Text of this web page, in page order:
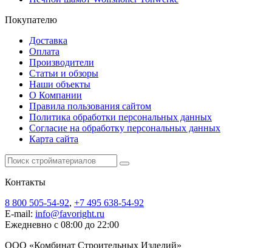
Покупателю
Доставка
Оплата
Производители
Статьи и обзоры
Наши объекты
О Компании
Правила пользования сайтом
Политика обработки персональных данных
Согласие на обработку персональных данных
Карта сайта
Контакты
8 800 505-54-92, +7 495 638-54-92
E-mail: info@favoright.ru
Ежедневно с 08:00 до 22:00
ООО «Комбинат Строительных Изделий»